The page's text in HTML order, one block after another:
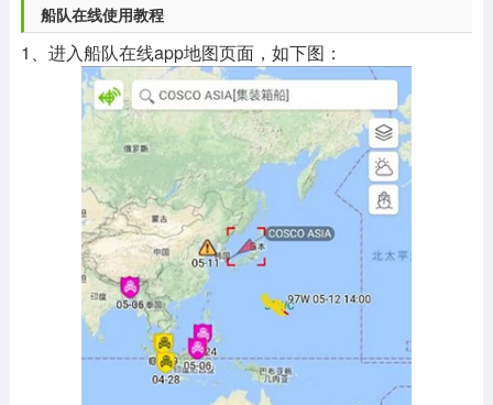
船队在线使用教程
1、进入船队在线app地图页面，如下图：